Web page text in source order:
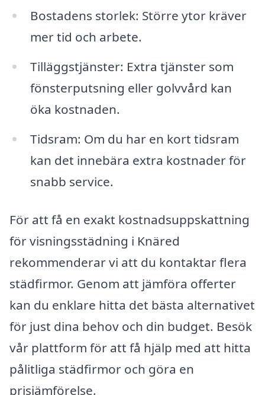
Bostadens storlek: Större ytor kräver
mer tid och arbete.
Tilläggstjänster: Extra tjänster som
fönsterputsning eller golvvård kan
öka kostnaden.
Tidsram: Om du har en kort tidsram
kan det innebära extra kostnader för
snabb service.
För att få en exakt kostnadsuppskattning
för visningsstädning i Knäred
rekommenderar vi att du kontaktar flera
städfirmor. Genom att jämföra offerter
kan du enklare hitta det bästa alternativet
för just dina behov och din budget. Besök
vår plattform för att få hjälp med att hitta
pålitliga städfirmor och göra en
prisjämförelse.